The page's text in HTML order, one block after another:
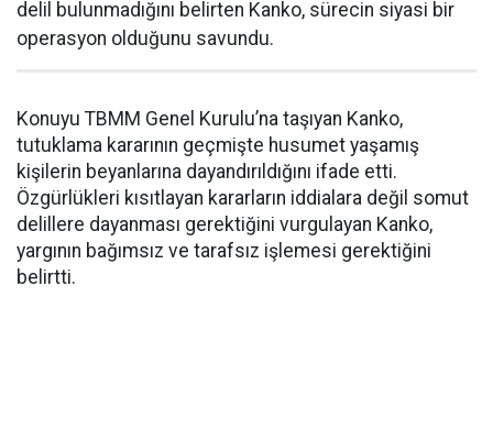
delil bulunmadığını belirten Kanko, sürecin siyasi bir
operasyon olduğunu savundu.
Konuyu TBMM Genel Kurulu’na taşıyan Kanko,
tutuklama kararının geçmişte husumet yaşamış
kişilerin beyanlarına dayandırıldığını ifade etti.
Özgürlükleri kısıtlayan kararların iddialara değil somut
delillere dayanması gerektiğini vurgulayan Kanko,
yargının bağımsız ve tarafsız işlemesi gerektiğini
belirtti.